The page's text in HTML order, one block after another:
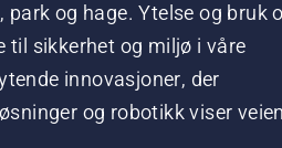
park og hage. Ytelse og bruk
til sikkerhet og miljø i våre
innovasjoner, der
og robotikk viser